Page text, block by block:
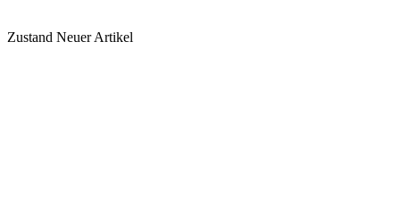
Zustand Neuer Artikel